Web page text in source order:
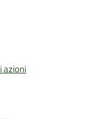
azioni